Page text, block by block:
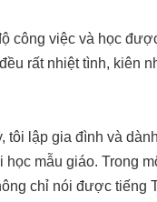
công việc và học
rất nhiệt tình, kiên
tôi lập gia đình và
học mẫu giáo. Trong
chỉ nói được tiếng